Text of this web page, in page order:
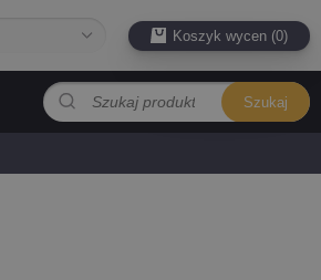
Koszyk wycen (0)
Szukaj